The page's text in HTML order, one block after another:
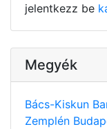
jelentkezz be
Megyék
Bács-Kiskun
Zemplén